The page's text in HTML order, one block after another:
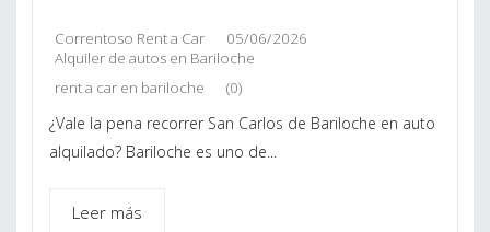
Correntoso Rent a Car
05/06/2026
Alquiler de autos en Bariloche
rent a car en bariloche
(0)
¿Vale la pena recorrer San Carlos de Bariloche en auto
alquilado? Bariloche es uno de...
Leer más